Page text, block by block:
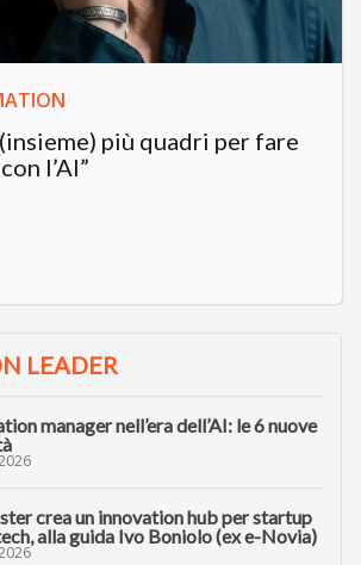
più quadri per fare
l’AI”
LEADER
manager nell’era dell’AI: le 6 nuove
crea un innovation hub per startup
alla guida Ivo Boniolo (ex e-Novia)